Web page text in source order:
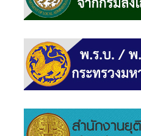
แบบสอบถาม
ความพึง
พอใจ
ติดต่อ